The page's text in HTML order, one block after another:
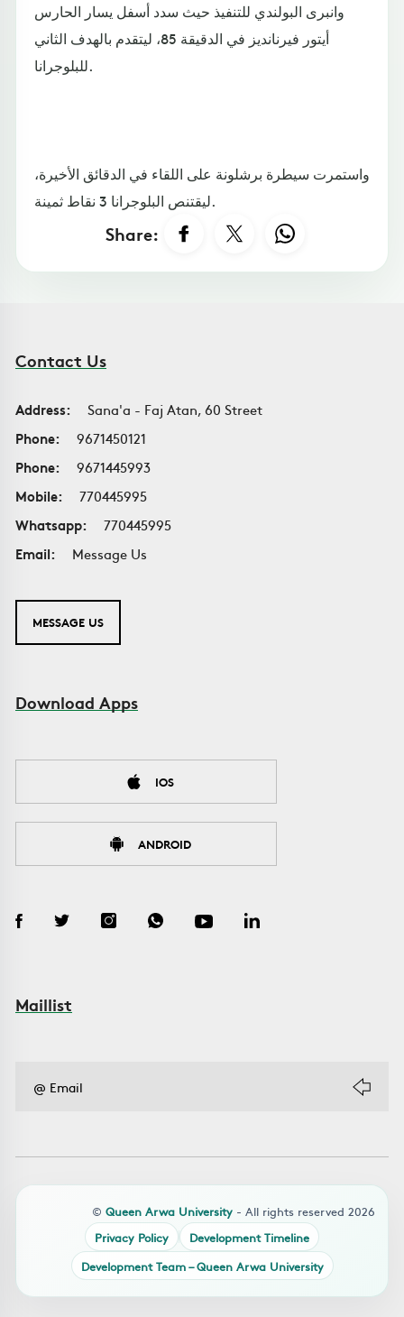
وانبرى البولندي للتنفيذ حيث سدد أسفل يسار الحارس
أيتور فيرنانديز في الدقيقة 85، ليتقدم بالهدف الثاني
للبلوجرانا.
واستمرت سيطرة برشلونة على اللقاء في الدقائق الأخيرة،
ليقتنص البلوجرانا 3 نقاط ثمينة.
Share:
Contact Us
Address:
Sana'a - Faj Atan, 60 Street
Phone:
9671450121
Phone:
9671445993
Mobile:
770445995
Whatsapp:
770445995
Email:
Message Us
MESSAGE US
Download Apps
IOS
ANDROID
Maillist
© Queen Arwa University - All rights reserved 2026
Privacy Policy
Development Timeline
Development Team – Queen Arwa University